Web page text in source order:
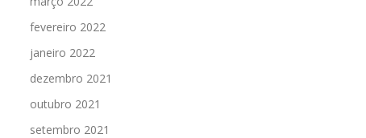
fevereiro 2022
janeiro 2022
dezembro 2021
outubro 2021
setembro 2021